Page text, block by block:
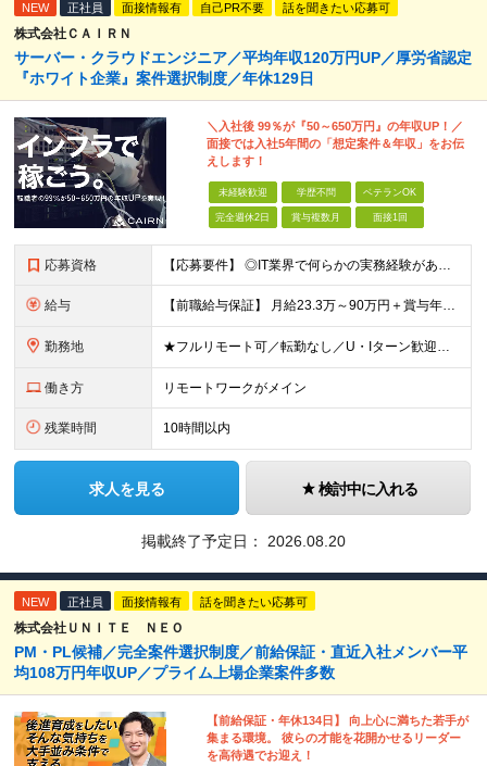
NEW 正社員 面接情報有 自己PR不要 話を聞きたい応募可
株式会社ＣＡＩＲＮ
サーバー・クラウドエンジニア／平均年収120万円UP／厚労省認定
『ホワイト企業』案件選択制度／年休129日
＼入社後 99％が『50～650万円』の年収UP！／
面接では入社5年間の「想定案件＆年収」をお伝
えします！
未経験歓迎 学歴不問 ベテランOK
完全週休2日 賞与複数月 面接1回
応募資格 【応募要件】 ◎IT業界で何らかの実務経験がある方 └2～3ヶ月の実務経験のある方は歓迎します！ 例）PCキッティングやモバイル通信基地局の業務経験者など インフラエンジニアとして経験のある方は、
給与 【前職給与保証】 月給23.3万～90万円＋賞与年2回＋インセンティブ ★年収1000万円以上の実績あり！ ※上記月給には月20～30時間分（2万9,300円～21万7,900円）の固定残業代を含み
勤務地 ★フルリモート可／転勤なし／U・Iターン歓迎★ ◎勤務地は相談の上、ご自宅近くに調整します！ 【勤務地】 本社、または東京／埼玉／千葉／神奈川／愛知／仙台のクライアント先 ◎完全在宅（フルリモート）
働き方 リモートワークがメイン
残業時間 10時間以内
求人を見る 検討中に入れる
掲載終了予定日： 2026.08.20
NEW 正社員 面接情報有 話を聞きたい応募可
株式会社ＵＮＩＴＥ ＮＥＯ
PM・PL候補／完全案件選択制度／前給保証・直近入社メンバー平
均108万円年収UP／プライム上場企業案件多数
【前給保証・年休134日】 向上心に満ちた若手が
集まる環境。 彼らの才能を花開かせるリーダー
を高待遇でお迎え！